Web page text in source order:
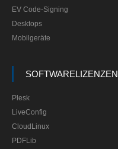
EV Code-Signing
Desktops
Mobilgeräte
SOFTWARELIZENZEN
Plesk
LiveConfig
CloudLinux
PDFLib